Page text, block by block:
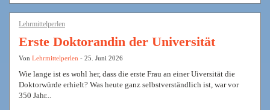
Lehrmittelperlen
Erste Doktorandin der Universität
Von Lehrmittelperlen - 25. Juni 2026
Wie lange ist es wohl her, dass die erste Frau an einer Uiversität die
Doktorwürde erhielt? Was heute ganz selbstverständlich ist, war vor
350 Jahr...